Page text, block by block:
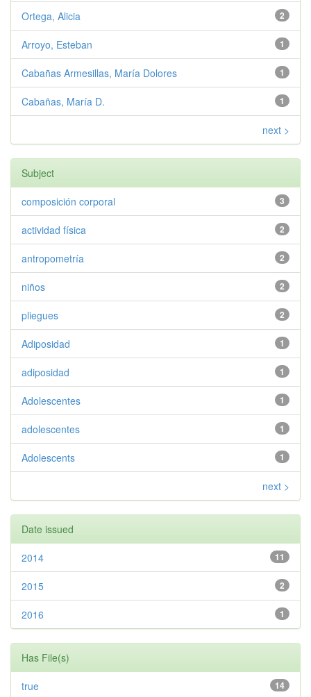
2
Ortega, Alicia
1
Arroyo, Esteban
1
Cabañas Armesillas, María Dolores
1
Cabañas, María D.
next >
Subject
3
composición corporal
2
actividad física
2
antropometría
2
niños
2
pliegues
1
Adiposidad
1
adiposidad
1
Adolescentes
1
adolescentes
1
Adolescents
next >
Date issued
11
2014
2
2015
1
2016
Has File(s)
14
true